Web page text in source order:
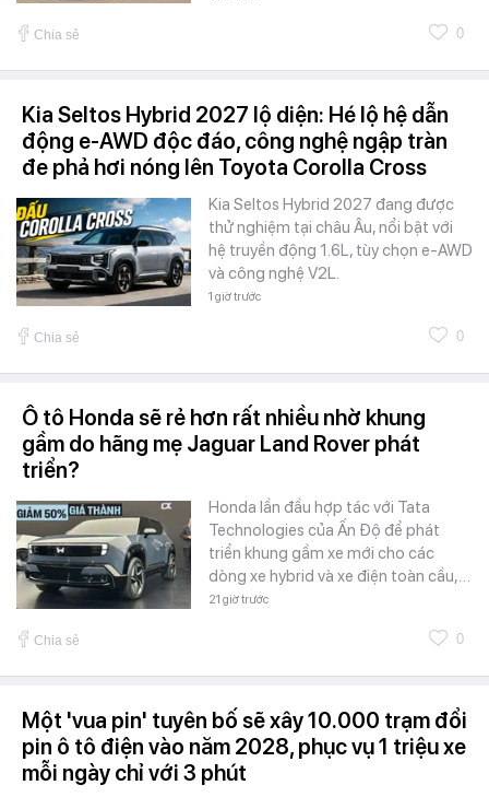
Chia sẻ 0
Kia Seltos Hybrid 2027 lộ diện: Hé lộ hệ dẫn
động e-AWD độc đáo, công nghệ ngập tràn
đe phả hơi nóng lên Toyota Corolla Cross
Kia Seltos Hybrid 2027 đang được
thử nghiệm tại châu Âu, nổi bật với
hệ truyền động 1.6L, tùy chọn e-AWD
và công nghệ V2L.
1 giờ trước
Chia sẻ 0
Ô tô Honda sẽ rẻ hơn rất nhiều nhờ khung
gầm do hãng mẹ Jaguar Land Rover phát
triển?
Honda lần đầu hợp tác với Tata
Technologies của Ấn Độ để phát
triển khung gầm xe mới cho các
dòng xe hybrid và xe điện toàn cầu,…
21 giờ trước
Chia sẻ 0
Một 'vua pin' tuyên bố sẽ xây 10.000 trạm đổi
pin ô tô điện vào năm 2028, phục vụ 1 triệu xe
mỗi ngày chỉ với 3 phút